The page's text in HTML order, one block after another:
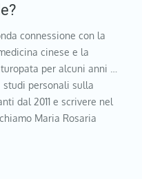
connessione con la
cinese e la
per alcuni anni …
studi personali sulla
dal 2011 e scrivere nel
Maria Rosaria